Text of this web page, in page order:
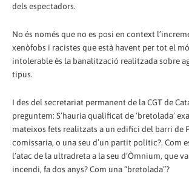
dels espectadors.
No és només que no es posi en context
xenòfobs i racistes que està havent per tot el
intolerable és la banalització realitzada sobre
tipus.
I des del secretariat permanent de la CGT de
preguntem: S’hauria qualificat de ‘bretolada’
mateixos fets realitzats a un edifici del barri de
comissaria, o una seu d’un partit polític?. Com
l’atac de la ultradreta a la seu d’Òmnium, que
incendi, fa dos anys? Com una “bretolada”?